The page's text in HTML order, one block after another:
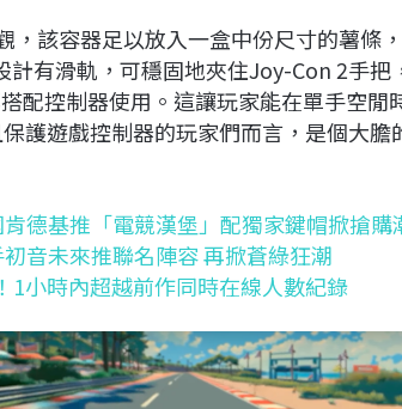
，該容器足以放入一盒中份尺寸的薯條
計有滑軌，可穩固地夾住Joy-Con 2手把
配控制器使用。這讓玩家能在單手空閒
護遊戲控制器的玩家們而言，是個大膽
德基推「電競漢堡」配獨家鍵帽掀搶購
音未來推聯名陣容 再掀蒼綠狂潮
1小時內超越前作同時在線人數紀錄